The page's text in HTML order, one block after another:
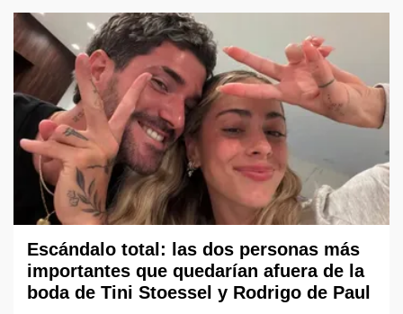
Escándalo total: las dos personas más
importantes que quedarían afuera de la
boda de Tini Stoessel y Rodrigo de Paul